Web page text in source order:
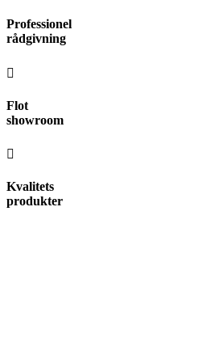
Videre
til
Professionel
rådgivning
Flot
showroom
Kvalitets
produkter